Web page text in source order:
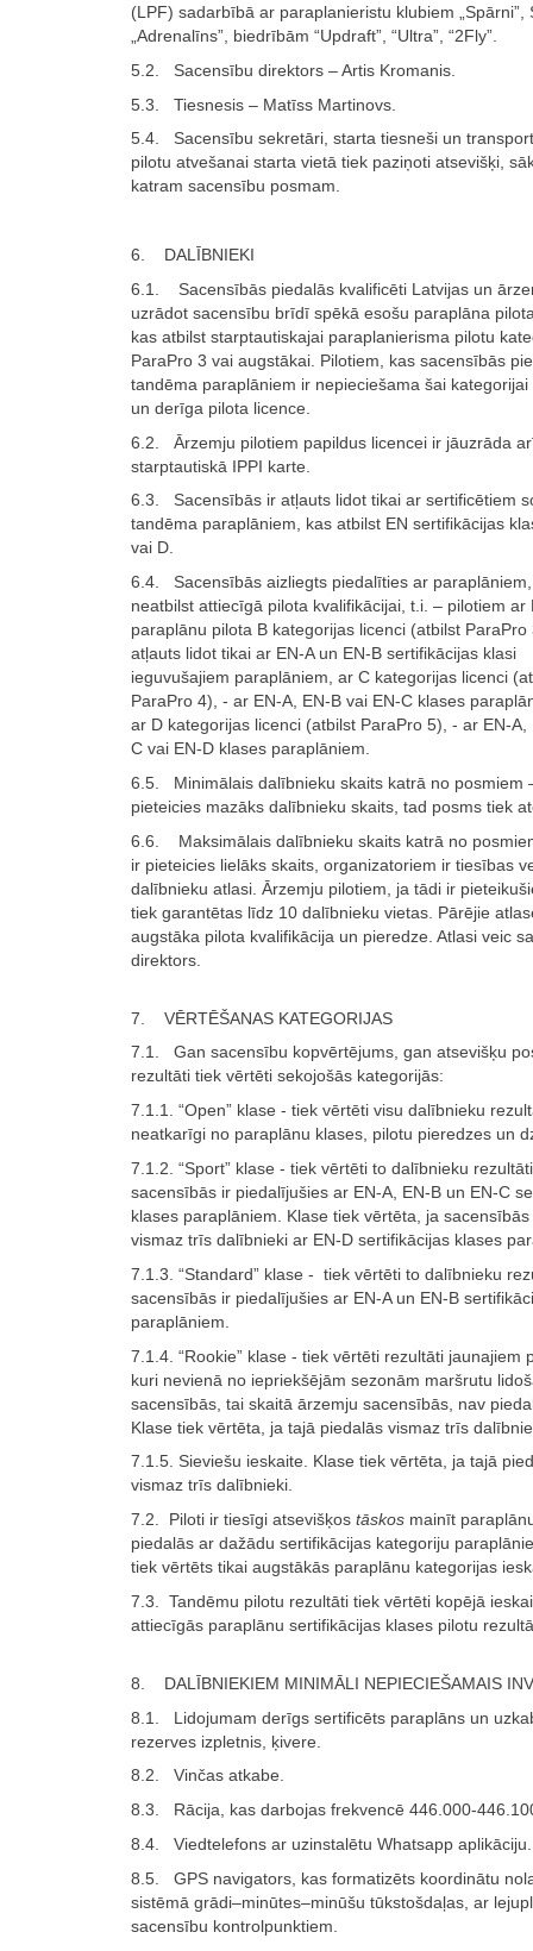
(LPF) sadarbībā ar paraplanieristu klubiem „Spārni”,
„Adrenalīns”, biedrībām “Updraft”, “Ultra”, “2Fly”.
5.2. Sacensību direktors – Artis Kromanis.
5.3. Tiesnesis – Matīss Martinovs.
5.4. Sacensību sekretāri, starta tiesneši un
pilotu atvešanai starta vietā tiek paziņoti atsevišķi,
katram sacensību posmam.
6. DALĪBNIEKI
6.1. Sacensībās piedalās kvalificēti Latvijas un
uzrādot sacensību brīdī spēkā esošu paraplāna
kas atbilst starptautiskajai paraplanierisma pilotu
ParaPro 3 vai augstākai. Pilotiem, kas sacensībās
tandēma paraplāniem ir nepieciešama šai kategorijai
un derīga pilota licence.
6.2. Ārzemju pilotiem papildus licencei ir jāuzrāda
starptautiskā IPPI karte.
6.3. Sacensībās ir atļauts lidot tikai ar sertificētiem
tandēma paraplāniem, kas atbilst EN sertifikācijas
vai D.
6.4. Sacensībās aizliegts piedalīties ar
neatbilst attiecīgā pilota kvalifikācijai, t.i. – pilotiem ar
paraplānu pilota B kategorijas licenci (atbilst ParaPro
atļauts lidot tikai ar EN-A un EN-B sertifikācijas klasi
ieguvušajiem paraplāniem, ar C kategorijas licenci
ParaPro 4), - ar EN-A, EN-B vai EN-C klases
ar D kategorijas licenci (atbilst ParaPro 5), - ar EN-A,
C vai EN-D klases paraplāniem.
6.5. Minimālais dalībnieku skaits katrā no posmiem
pieteicies mazāks dalībnieku skaits, tad posms tiek
6.6. Maksimālais dalībnieku skaits katrā no
ir pieteicies lielāks skaits, organizatoriem ir tiesības
dalībnieku atlasi. Ārzemju pilotiem, ja tādi ir
tiek garantētas līdz 10 dalībnieku vietas. Pārējie
augstāka pilota kvalifikācija un pieredze. Atlasi veic
direktors.
7. VĒRTĒŠANAS KATEGORIJAS
7.1. Gan sacensību kopvērtējums, gan atsevišķu
rezultāti tiek vērtēti sekojošās kategorijās:
7.1.1. “Open” klase - tiek vērtēti visu dalībnieku
neatkarīgi no paraplānu klases, pilotu pieredzes un
7.1.2. “Sport” klase - tiek vērtēti to dalībnieku
sacensībās ir piedalījušies ar EN-A, EN-B un EN-C
klases paraplāniem. Klase tiek vērtēta, ja
vismaz trīs dalībnieki ar EN-D sertifikācijas klases
7.1.3. “Standard” klase - tiek vērtēti to dalībnieku
sacensībās ir piedalījušies ar EN-A un EN-B
paraplāniem.
7.1.4. “Rookie” klase - tiek vērtēti rezultāti jaunajiem
kuri nevienā no iepriekšējām sezonām maršrutu
sacensībās, tai skaitā ārzemju sacensībās, nav
Klase tiek vērtēta, ja tajā piedalās vismaz trīs
7.1.5. Sieviešu ieskaite. Klase tiek vērtēta, ja tajā
vismaz trīs dalībnieki.
7.2. Piloti ir tiesīgi atsevišķos tāskos mainīt
piedalās ar dažādu sertifikācijas kategoriju
tiek vērtēts tikai augstākās paraplānu kategorijas
7.3. Tandēmu pilotu rezultāti tiek vērtēti kopējā
attiecīgās paraplānu sertifikācijas klases pilotu
8. DALĪBNIEKIEM MINIMĀLI NEPIECIEŠAMAIS
8.1. Lidojumam derīgs sertificēts paraplāns un
rezerves izpletnis, ķivere.
8.2. Vinčas atkabe.
8.3. Rācija, kas darbojas frekvencē 446.000-
8.4. Viedtelefons ar uzinstalētu Whatsapp aplikāciju.
8.5. GPS navigators, kas formatizēts koordinātu
sistēmā grādi–minūtes–minūšu tūkstošdaļas, ar
sacensību kontrolpunktiem.